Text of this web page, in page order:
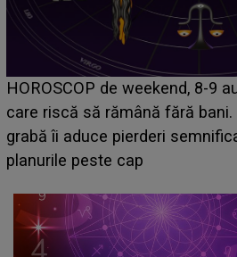
Emanuel a ținut ACEST
acum! În fața Alexandrei,
face o MĂRTURISIRE
sa: "I-am spus și ei în față, eu